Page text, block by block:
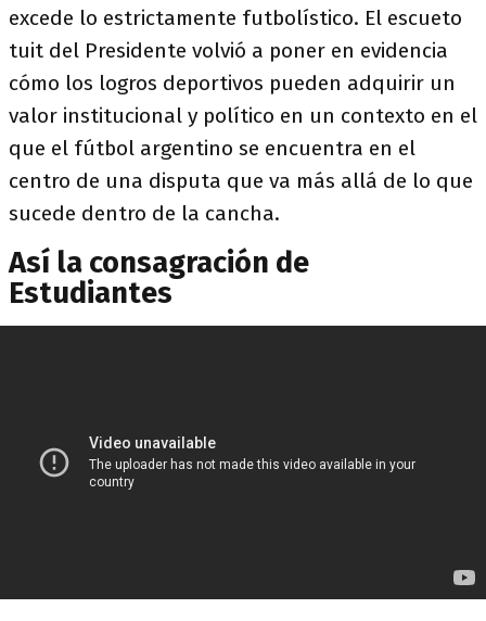
excede lo estrictamente futbolístico. El escueto
tuit del Presidente volvió a poner en evidencia
cómo los logros deportivos pueden adquirir un
valor institucional y político en un contexto en el
que el fútbol argentino se encuentra en el
centro de una disputa que va más allá de lo que
sucede dentro de la cancha.
Así la consagración de
Estudiantes